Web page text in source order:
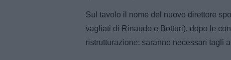
Sul tavolo il nome del nuovo direttore
vagliati di Rinaudo e Botturi), dopo le
ristrutturazione: saranno necessari tagli